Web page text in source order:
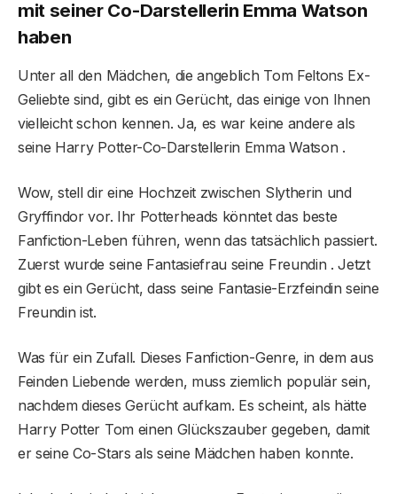
mit seiner Co-Darstellerin Emma Watson
haben
Unter all den Mädchen, die angeblich Tom Feltons Ex-
Geliebte sind, gibt es ein Gerücht, das einige von Ihnen
vielleicht schon kennen. Ja, es war keine andere als
seine Harry Potter-Co-Darstellerin Emma Watson .
Wow, stell dir eine Hochzeit zwischen Slytherin und
Gryffindor vor. Ihr Potterheads könntet das beste
Fanfiction-Leben führen, wenn das tatsächlich passiert.
Zuerst wurde seine Fantasiefrau seine Freundin . Jetzt
gibt es ein Gerücht, dass seine Fantasie-Erzfeindin seine
Freundin ist.
Was für ein Zufall. Dieses Fanfiction-Genre, in dem aus
Feinden Liebende werden, muss ziemlich populär sein,
nachdem dieses Gerücht aufkam. Es scheint, als hätte
Harry Potter Tom einen Glückszauber gegeben, damit
er seine Co-Stars als seine Mädchen haben konnte.